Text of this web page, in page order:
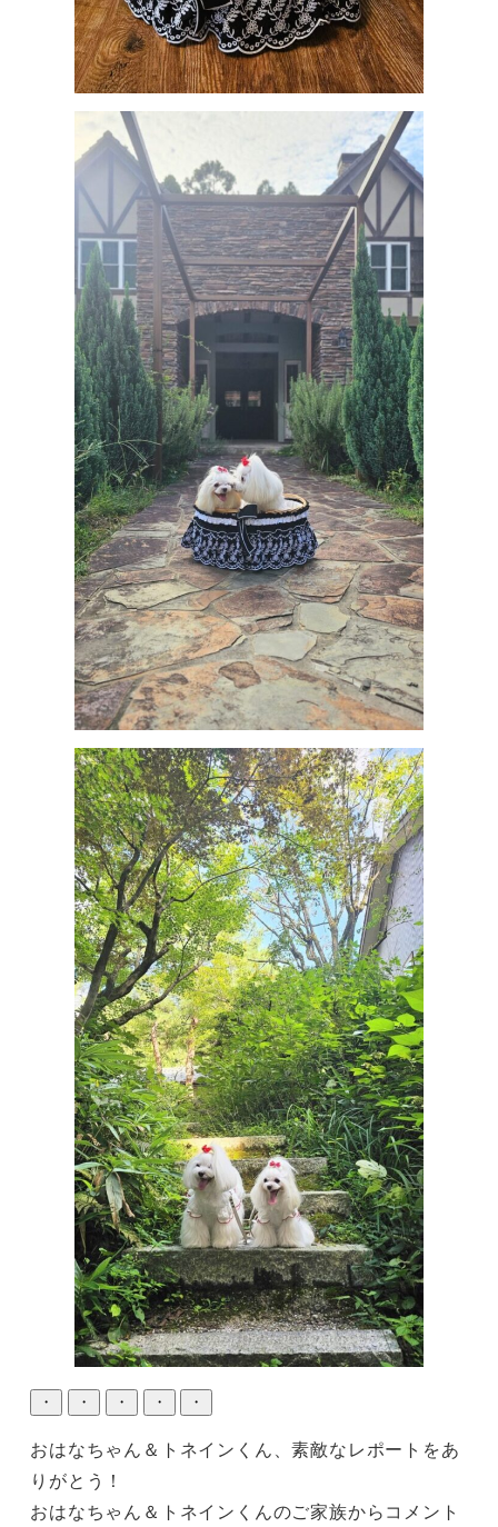
・ ・ ・ ・ ・
おはなちゃん＆トネインくん、素敵なレポートをあ
りがとう！
おはなちゃん＆トネインくんのご家族からコメント